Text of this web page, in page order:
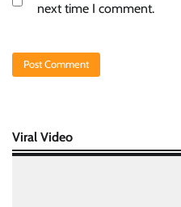
next time I comment.
Viral Video